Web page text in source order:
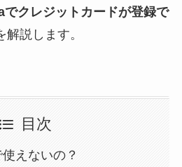
でクレジットカードが登録で
解説します。
目次
えないの？